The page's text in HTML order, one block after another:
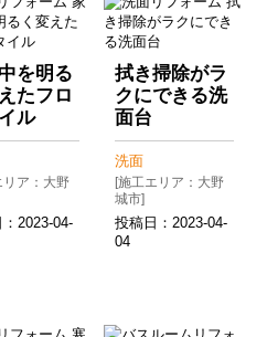
を明る
たフロ
ル
リア：大野
2023-04-
拭き掃除がラ
クにできる洗
面台
洗面
[施工エリア：大野
城市]
投稿日： 2023-04-
04